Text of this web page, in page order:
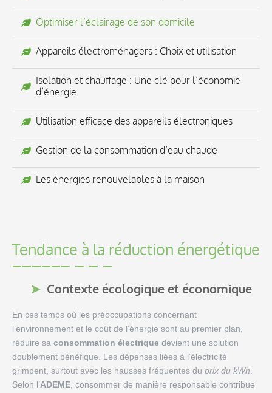
Optimiser l’éclairage de son domicile
Appareils électroménagers : Choix et utilisation
Isolation et chauffage : Une clé pour l’économie
d’énergie
Utilisation efficace des appareils électroniques
Gestion de la consommation d’eau chaude
Les énergies renouvelables à la maison
Tendance à la réduction énergétique
Contexte écologique et économique
En ces temps où les préoccupations concernant
l’environnement et le coût de l’énergie sont au premier plan,
réduire sa consommation électrique devient une solution
doublement bénéfique. Les dépenses liées à l’électricité
grimpent, surtout avec les hausses fréquentes du prix du kWh.
Selon l’ADEME, consommer de manière responsable contribue